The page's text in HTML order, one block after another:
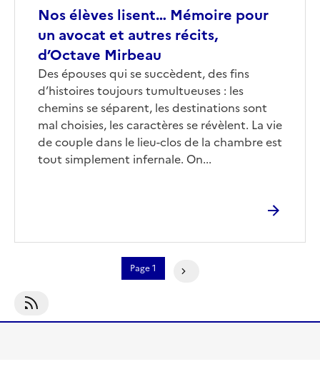
Nos élèves lisent… Mémoire pour
un avocat et autres récits,
d’Octave Mirbeau
Corps
Des épouses qui se succèdent, des fins
d’histoires toujours tumultueuses : les
chemins se séparent, les destinations sont
mal choisies, les caractères se révèlent. La vie
de couple dans le lieu-clos de la chambre est
tout simplement infernale. On...
Pagination
Page 1
S'abonner À Nos Élèves Lisent…